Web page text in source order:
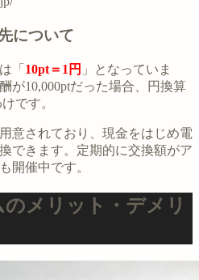
について
「 10pt＝1円 」となっていま
が10,000ptだった場合、円換算
です。
意されており、現金をはじめ電
できます。定期的に交換額がア
開催中です。
メリット・デメリ